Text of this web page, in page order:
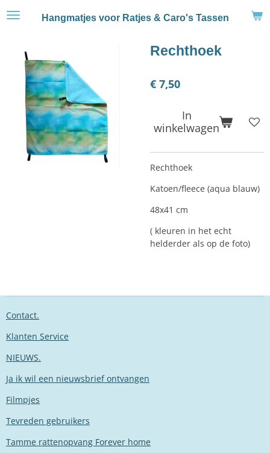
Ga
hoofdinhoud
Hangmatjes voor Ratjes & Caro's Tassen
Rechthoek
€ 7,50
In
winkelwagen
Rechthoek
Katoen/fleece (aqua blauw)
48x41 cm
( kleuren in het echt
helderder als op de foto)
Contact.
Klanten Service
NIEUWS.
Ja ik wil een nieuwsbrief ontvangen
Filmpjes
Tevreden gebruikers
Tamme rattenopvang Forever home